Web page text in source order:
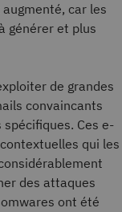
car les
générer et plus
de grandes
convaincants
Ces e-
qui les
des attaques
ont été